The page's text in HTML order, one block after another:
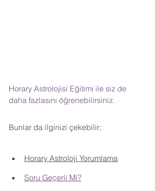
Horary Astrolojisi Eğitimi ile siz de
daha fazlasını öğrenebilirsiniz.
Bunlar da ilginizi çekebilir;
Horary Astroloji Yorumlama
Soru Geçerli Mi?